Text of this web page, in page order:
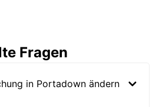
Fragen
in Portadown ändern